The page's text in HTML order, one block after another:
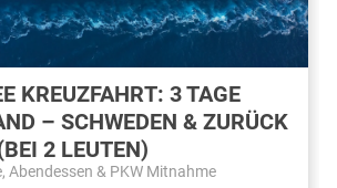
KREUZFAHRT: 3 TAGE
– SCHWEDEN & ZURÜCK
2 LEUTEN)
Abendessen & PKW Mitnahme